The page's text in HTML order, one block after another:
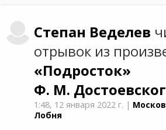
Степан Веделев
отрывок из
«Подросток»
Ф. М.
1:48, 12 января 2022 г. |
Лобня